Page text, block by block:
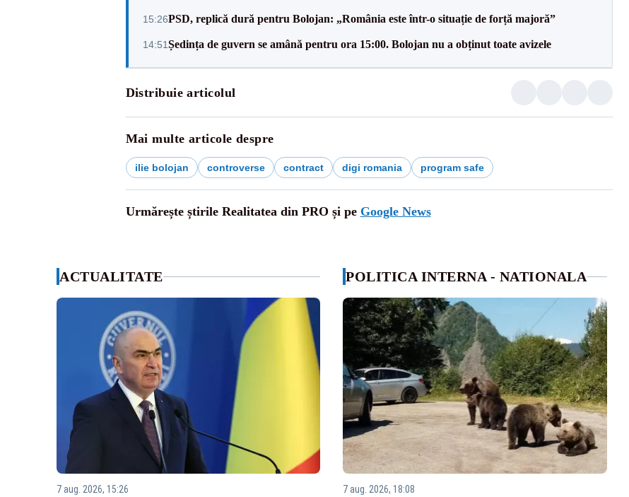
15:26PSD, replică dură pentru Bolojan: „România este într-o situație de forță majoră”
14:51Ședința de guvern se amână pentru ora 15:00. Bolojan nu a obținut toate avizele
Distribuie articolul
Mai multe articole despre
ilie bolojan controverse contract digi romania program safe
Urmărește știrile Realitatea din PRO și pe Google News
ACTUALITATE
7 aug. 2026, 15:26
POLITICA INTERNA - NATIONALA
7 aug. 2026, 18:08